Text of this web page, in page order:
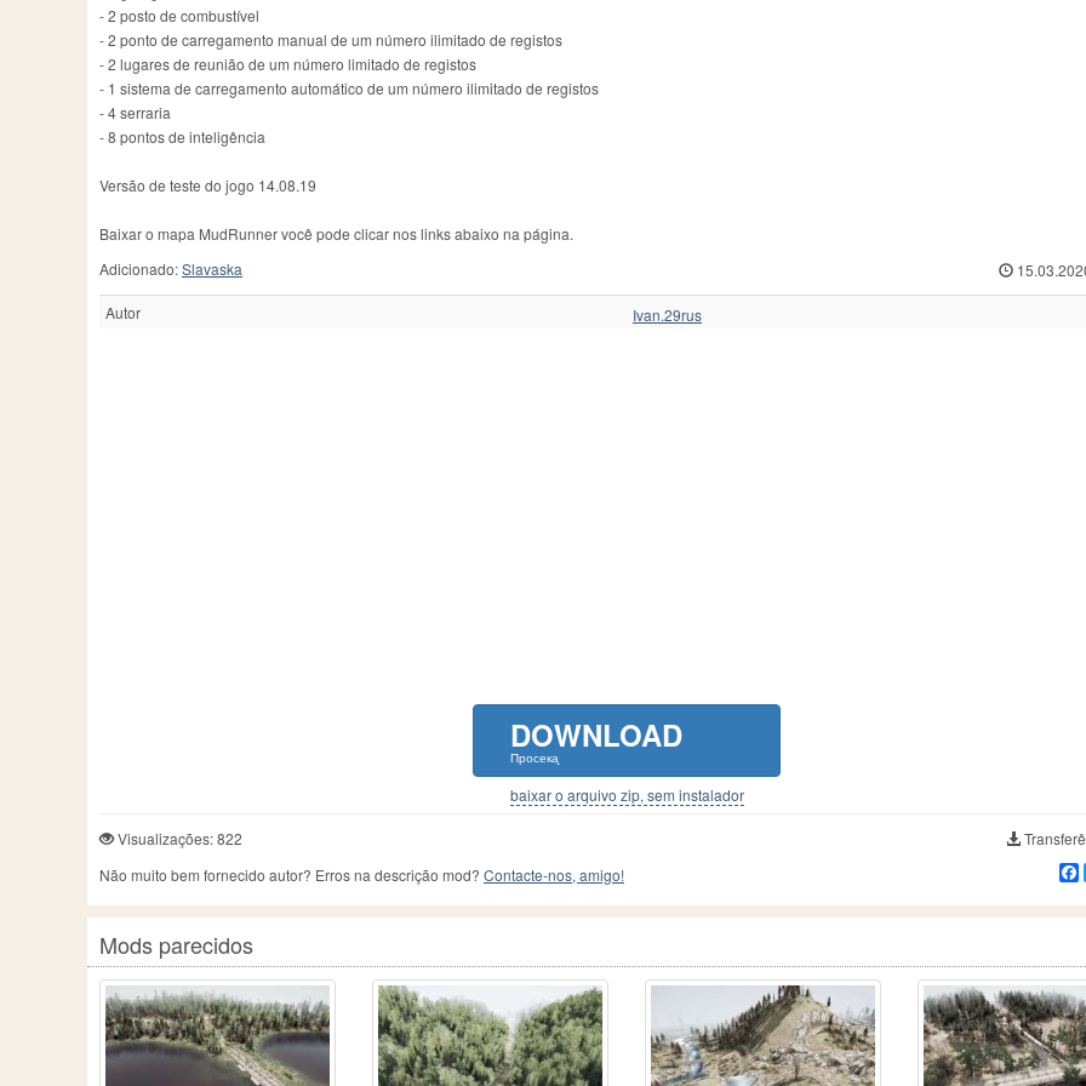
- 2 posto de combustível
- 2 ponto de carregamento manual de um número ilimitado de registos
- 2 lugares de reunião de um número limitado de registos
- 1 sistema de carregamento automático de um número ilimitado de registos
- 4 serraria
- 8 pontos de inteligência
Versão de teste do jogo 14.08.19
Baixar o mapa MudRunner você pode clicar nos links abaixo na página.
Adicionado:Slavaska
Autor Ivan.29rus
DOWNLOAD
Просекᶏ
baixar o arquivo zip, sem instalador
Visualizações: 822
Não muito bem fornecido autor? Erros na descrição mod? Contacte-nos, amigo!
Mods parecidos